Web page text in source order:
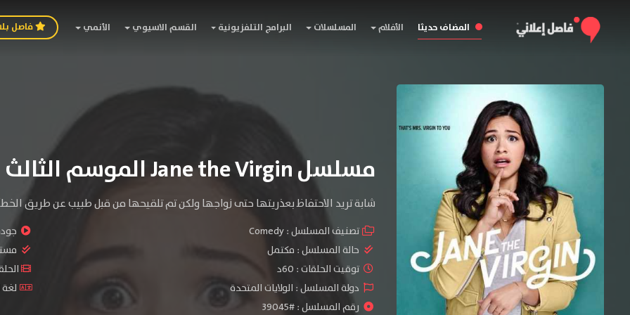
المضاف حديثا الأفلام المسلسلات البرامج التلفزيونية القسم الاسيوي الأنمي فاصل
مسلسل Jane the Virgin الموسم الثالث
شابة تريد الاحتفاظ بعذريتها حتى زواجها ولكن تم تلقيحها من قبل طبيب عن طريق
تصنيف المسلسل :Comedy
حالة المسلسل : مكتمل
توقيت الحلقات : 60د
دولة المسلسل : الولايات المتحدة
رقم المسلسل : #39045